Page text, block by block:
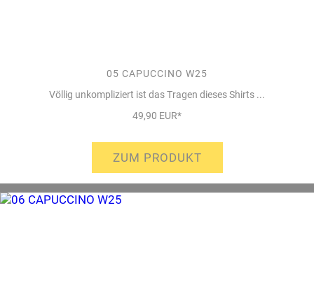
05 CAPUCCINO W25
Völlig unkompliziert ist das Tragen dieses Shirts ...
49,90 EUR*
ZUM PRODUKT